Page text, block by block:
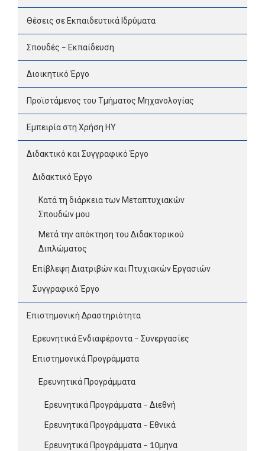
Θέσεις σε Εκπαιδευτικά Ιδρύματα
Σπουδές – Εκπαίδευση
Διοικητικό Έργο
Προϊστάμενος του Τμήματος Μηχανολογίας
Εμπειρία στη Χρήση ΗΥ
Διδακτικό και Συγγραφικό Έργο
Διδακτικό Έργο
Κατά τη διάρκεια των Μεταπτυχιακών
Σπουδών μου
Μετά την απόκτηση του Διδακτορικού
Διπλώματος
Επίβλεψη Διατριβών και Πτυχιακών Εργασιών
Συγγραφικό Έργο
Επιστημονική Δραστηριότητα
Ερευνητικά Ενδιαφέροντα – Συνεργασίες
Επιστημονικά Προγράμματα
Ερευνητικά Προγράμματα
Ερευνητικά Προγράμματα – Διεθνή
Ερευνητικά Προγράμματα – Εθνικά
Ερευνητικά Προγράμματα – 10μηνα